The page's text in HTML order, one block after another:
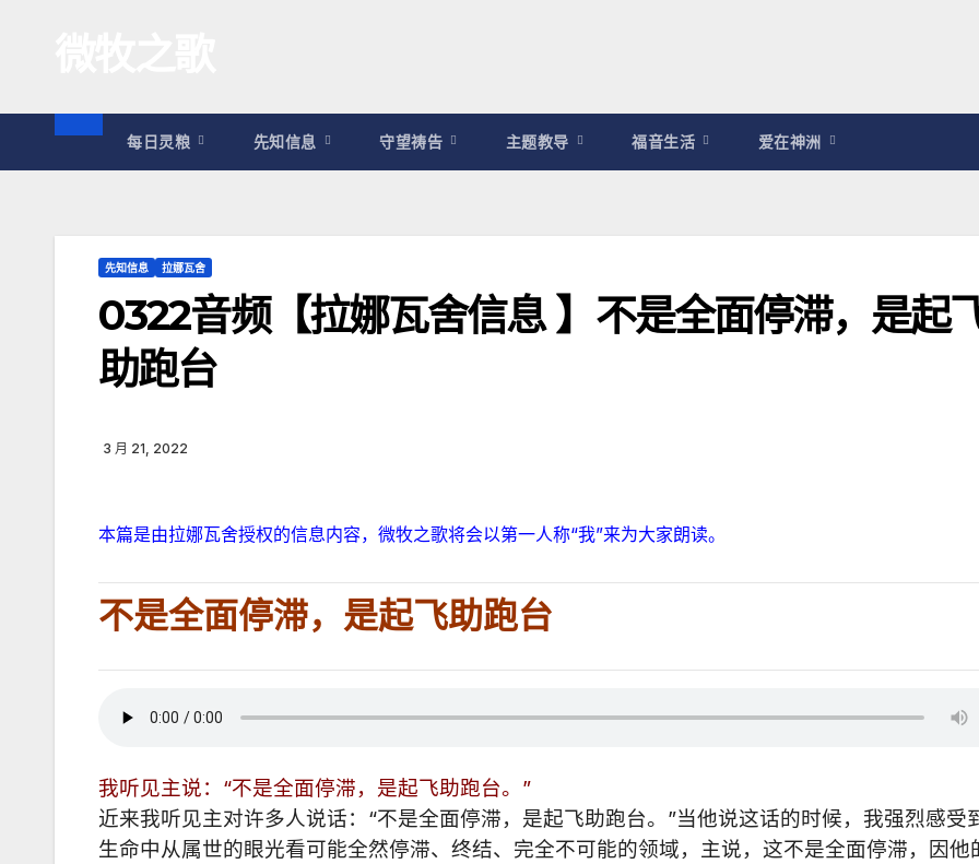
容
每日灵粮 先知信息 守望祷告 主题教导 福音生活 爱在神洲
先知信息 拉娜瓦舍
0322音频【拉娜瓦舍信息 】不是全面停滞，是起
助跑台
3 月 21, 2022
本篇是由拉娜瓦舍授权的信息内容，微牧之歌将会以第一人称“我”来为大家朗读。
不是全面停滞，是起飞助跑台
我听见主说：“不是全面停滞，是起飞助跑台。”
近来我听见主对许多人说话：“不是全面停滞，是起飞助跑台。”当他说这话的时候，我强烈感受
生命中从属世的眼光看可能全然停滞、终结、完全不可能的领域，主说，这不是全面停滞，因他